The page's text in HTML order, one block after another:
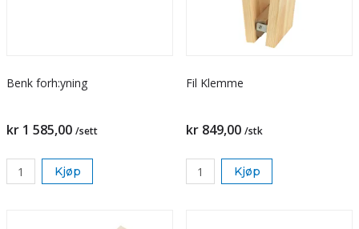
Benk forh:yning
kr 1 585,00 /sett
Kjøp
Fil Klemme
kr 849,00 /stk
Kjøp